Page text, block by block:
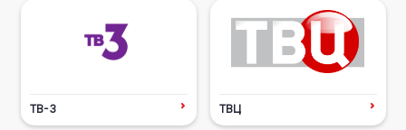
ТВ-3 ТВЦ